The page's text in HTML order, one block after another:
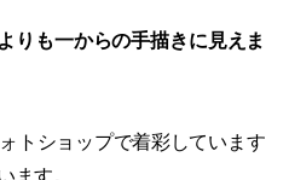
りも一からの手描きに見えま
トショップで着彩しています